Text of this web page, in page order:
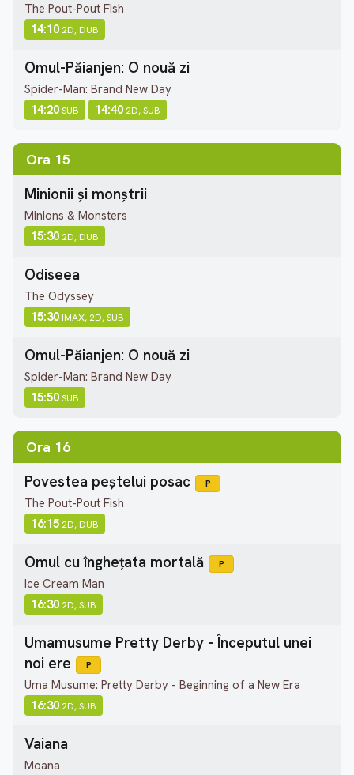
The Pout-Pout Fish
14:10 2D, DUB
Omul-Păianjen: O nouă zi
Spider-Man: Brand New Day
14:20SUB 14:40 2D, SUB
Ora 15
Minionii și monștrii
Minions & Monsters
15:30 2D, DUB
Odiseea
The Odyssey
15:30IMAX, 2D, SUB
Omul-Păianjen: O nouă zi
Spider-Man: Brand New Day
15:50SUB
Ora 16
Povestea peștelui posac P
The Pout-Pout Fish
16:15 2D, DUB
Omul cu înghețata mortală P
Ice Cream Man
16:30 2D, SUB
Umamusume Pretty Derby - Începutul unei
noi ere
P
Uma Musume: Pretty Derby - Beginning of a New Era
16:30 2D, SUB
Vaiana
Moana